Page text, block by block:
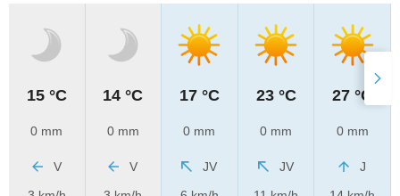
15 °C
0 mm
V
14 °C
0 mm
V
17 °C
0 mm
JV
23 °C
0 mm
JV
27 °C
0 mm
J